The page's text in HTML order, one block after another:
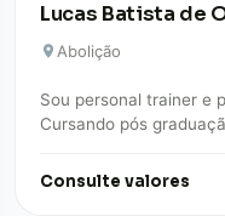
Lucas Batista de
Abolição
Sou personal trainer e
Cursando pós
Consulte valores